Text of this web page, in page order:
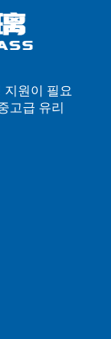
지원이 필요
고급 유리